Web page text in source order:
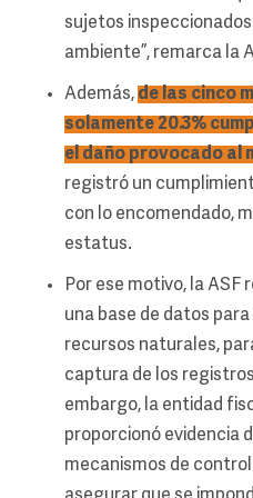
sujetos
ambiente”, remarca la
Además, de las cinco
solamente 20.3%
el daño provocado al
registró un
con lo encomendado,
estatus.
Por ese motivo, la ASF
una base de datos
recursos naturales,
captura de los
embargo, la entidad
proporcionó evidencia
mecanismos de